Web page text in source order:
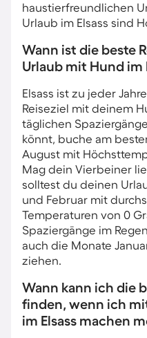
haustierfreundlichen
Urlaub im Elsass sind
Wann ist die beste
Urlaub mit Hund im
Elsass ist zu jeder
Reiseziel mit deinem
täglichen
könnt, buche am
August mit
Mag dein Vierbeiner
solltest du deinen
und Februar mit
Temperaturen von 0
Spaziergänge im
auch die Monate
ziehen.
Wann kann ich die
finden, wenn ich
im Elsass machen